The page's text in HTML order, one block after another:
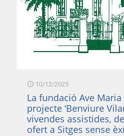
10/12/2025
La fundació Ave
projecte ‘Benviure
vivendes assistides,
ofert a Sitges sense